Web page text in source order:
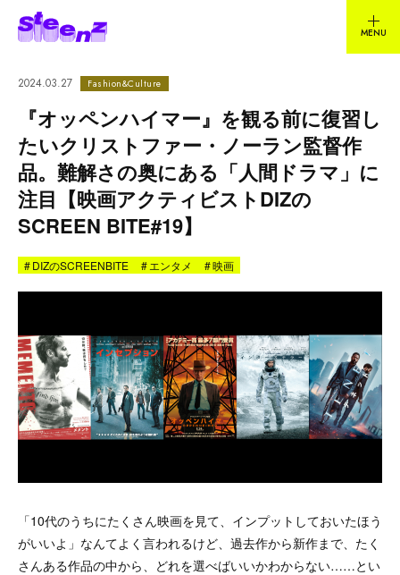
2024.03.27 Fashion&Culture
『オッペンハイマー』を観る前に復習し
たいクリストファー・ノーラン監督作
品。難解さの奥にある「人間ドラマ」に
注目【映画アクティビストDIZの
SCREEN BITE#19】
#DIZのSCREENBITE #エンタメ #映画
「10代のうちにたくさん映画を見て、インプットしておいたほう
がいいよ」なんてよく言われるけど、過去作から新作まで、たく
さんある作品の中から、どれを選べばいいかわからない……とい